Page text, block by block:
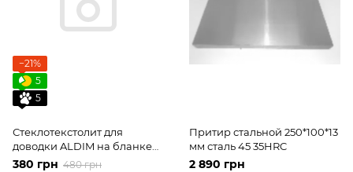
−21%
5
5
Стеклотекстолит для
доводки ALDIM на бланке
160х25х7х4 мм
380 грн 480 грн
Притир стальной 250*100*13
мм сталь 45 35HRC
2 890 грн